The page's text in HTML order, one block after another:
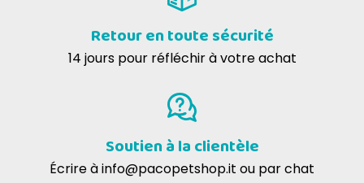
Retour en toute sécurité
14 jours pour réfléchir à votre achat
Soutien à la clientèle
Écrire àinfo@pacopetshop.it ou par chat